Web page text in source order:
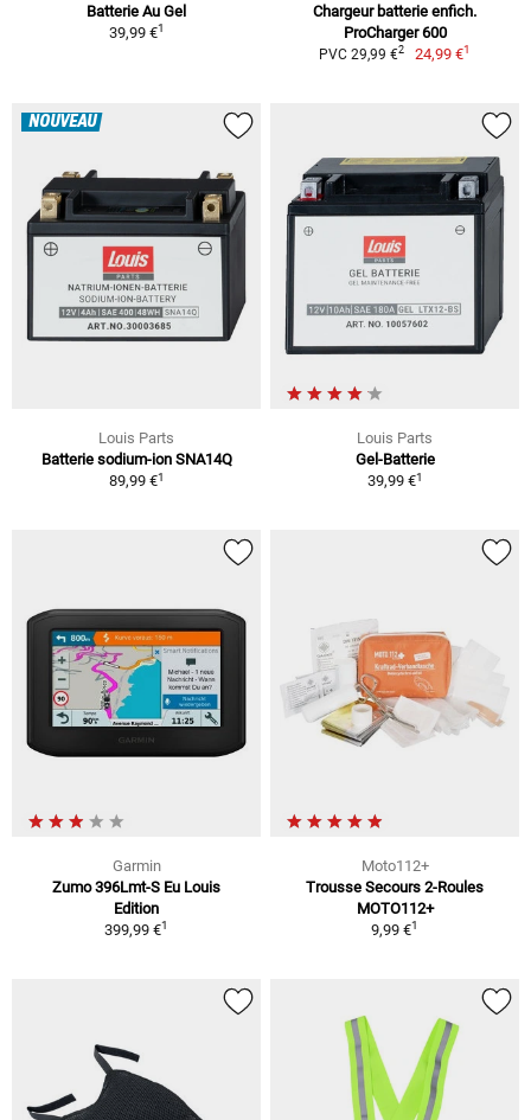
Batterie Au Gel
39,99 €1
Chargeur batterie enfich.
ProCharger 600
PVC 29,99 €2 24,99 €1
NOUVEAU
Louis Parts
Batterie sodium-ion SNA14Q
89,99 €1
Louis Parts
Gel-Batterie
39,99 €1
Garmin
Zumo 396Lmt-S Eu Louis
Edition
399,99 €1
Moto112+
Trousse Secours 2-Roules
MOTO112+
9,99 €1